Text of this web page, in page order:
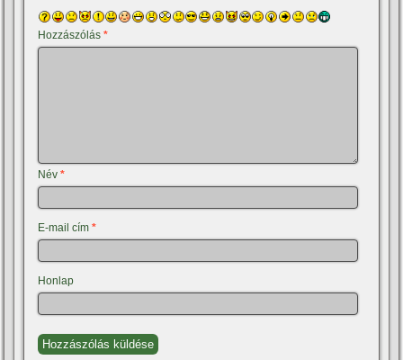
Hozzászólás*
Név*
E-mail cím*
Honlap